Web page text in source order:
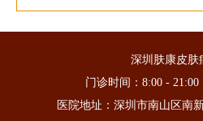
深圳肤康皮肤
门诊时间：8:00 - 21:00
医院地址：深圳市南山区南